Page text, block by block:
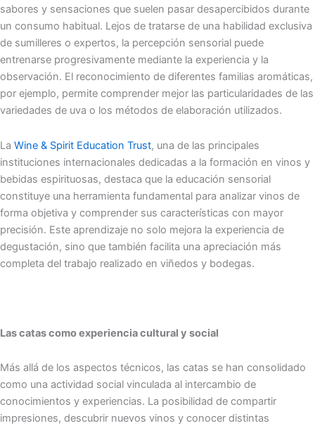
sabores y sensaciones que suelen pasar desapercibidos durante
un consumo habitual. Lejos de tratarse de una habilidad exclusiva
de sumilleres o expertos, la percepción sensorial puede
entrenarse progresivamente mediante la experiencia y la
observación. El reconocimiento de diferentes familias aromáticas,
por ejemplo, permite comprender mejor las particularidades de las
variedades de uva o los métodos de elaboración utilizados.
La Wine & Spirit Education Trust, una de las principales
instituciones internacionales dedicadas a la formación en vinos y
bebidas espirituosas, destaca que la educación sensorial
constituye una herramienta fundamental para analizar vinos de
forma objetiva y comprender sus características con mayor
precisión. Este aprendizaje no solo mejora la experiencia de
degustación, sino que también facilita una apreciación más
completa del trabajo realizado en viñedos y bodegas.
Las catas como experiencia cultural y social
Más allá de los aspectos técnicos, las catas se han consolidado
como una actividad social vinculada al intercambio de
conocimientos y experiencias. La posibilidad de compartir
impresiones, descubrir nuevos vinos y conocer distintas